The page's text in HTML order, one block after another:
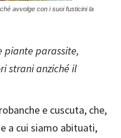
avvolge con i suoi fusticini la
piante parassite,
strani anziché il
e cuscuta, che,
a cui siamo abituati,